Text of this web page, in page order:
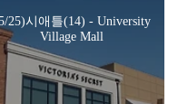
25)시애틀(14) - University
Village Mall